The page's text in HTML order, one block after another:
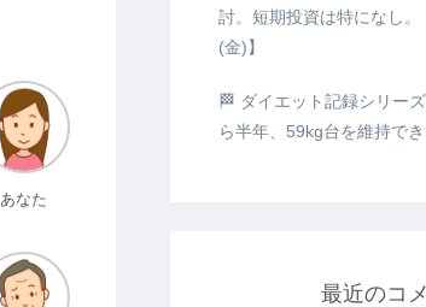
あなた
討。短期投資は特になし
(金)】
🏁 ダイエット記録シリー
ら半年、59kg台を維持で
最近のコ